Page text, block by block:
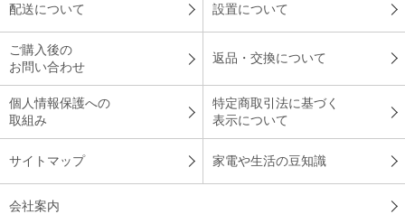
配送について 設置について
ご購入後の
お問い合わせ
返品・交換について
個人情報保護への
取組み
特定商取引法に基づく
表示について
サイトマップ 家電や生活の豆知識
会社案内